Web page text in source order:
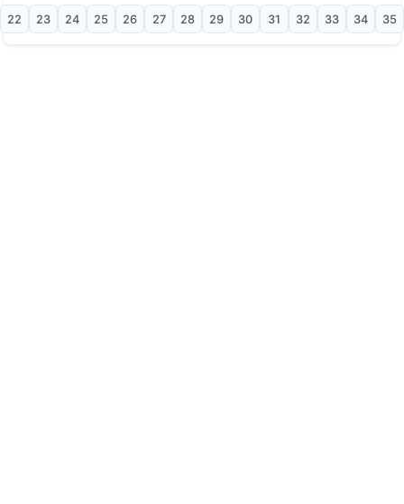
22 23 24 25 26 27 28 29 30 31 32 33 34 35